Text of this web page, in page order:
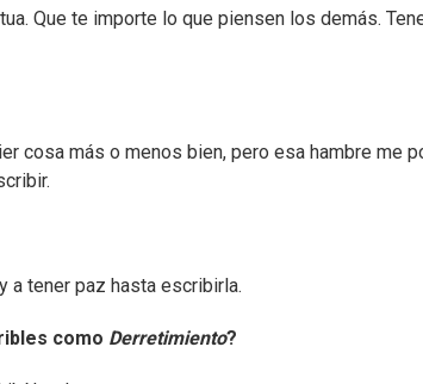
Que te importe lo que piensen los demás.
cosa más o menos bien, pero esa hambre me
a tener paz hasta escribirla.
como Derretimiento?